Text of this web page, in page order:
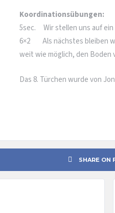
Koordinationsübungen:
5sec. Wir stellen uns auf ein
6×2 Als nächstes bleiben
weit wie möglich, den Boden
Das 8. Türchen wurde von
SHARE ON